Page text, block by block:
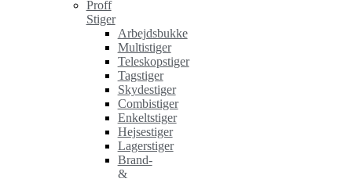
Proff
Stiger
Arbejdsbukke
Multistiger
Teleskopstiger
Tagstiger
Skydestiger
Combistiger
Enkeltstiger
Hejsestiger
Lagerstiger
Brand-
&